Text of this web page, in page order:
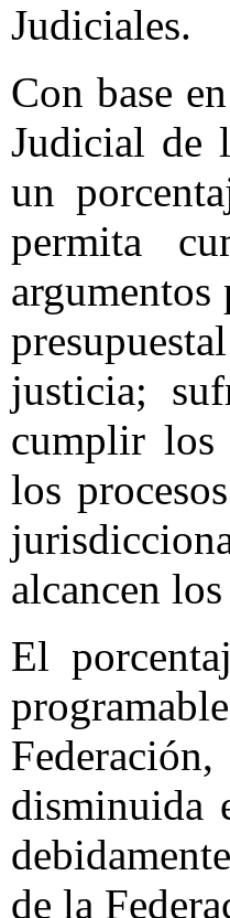
Judiciales.
Con base
Judicial de
un
permita
argumentos
justicia;
cumplir los
los
alcancen
El
disminuida
de la